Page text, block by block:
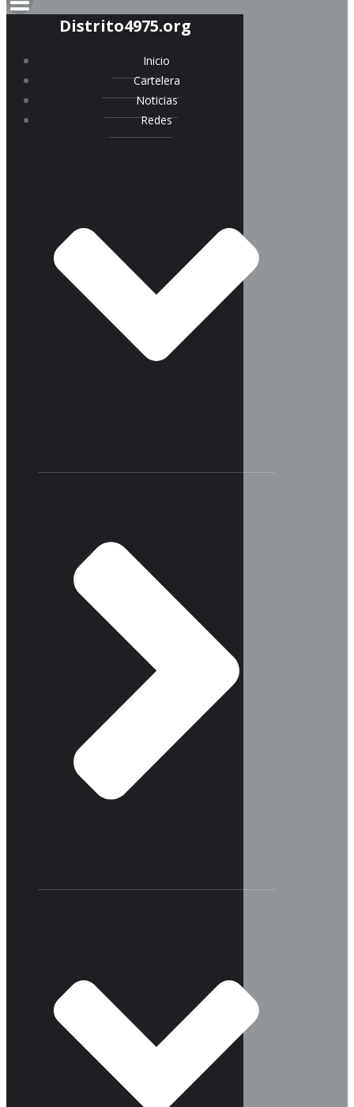
Distrito4975.org
Inicio
Cartelera
Noticias
Redes